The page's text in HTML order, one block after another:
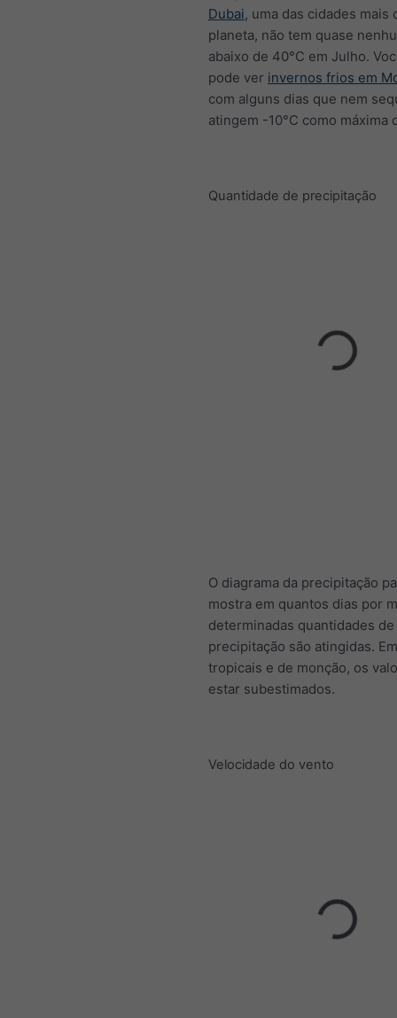
Dubai, uma das cidades mais
planeta, não tem quase
abaixo de 40°C em Julho.
pode ver invernos frios em
com alguns dias que nem
atingem -10°C como máxima
Quantidade de precipitação
O diagrama da precipitação
mostra em quantos dias por
determinadas quantidades de
precipitação são atingidas.
tropicais e de monção, os
estar subestimados.
Velocidade do vento